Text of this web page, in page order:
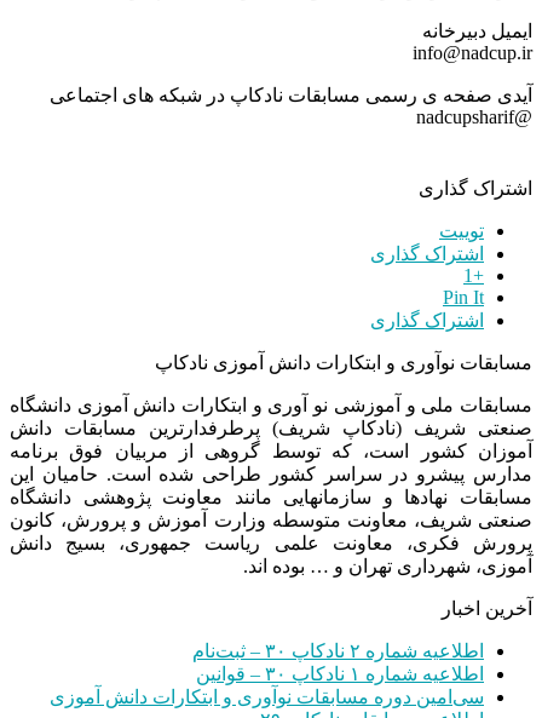
ایمیل دبیرخانه
info@nadcup.ir
آیدی صفحه ی رسمی مسابقات نادکاپ در شبکه های اجتماعی
@nadcupsharif
اشتراک گذاری
توییت
اشتراک گذاری
+1
Pin It
اشتراک گذاری
مسابقات نوآوری و ابتکارات دانش آموزی نادکاپ
مسابقات ملی و آموزشی نو آوری و ابتکارات دانش آموزی دانشگاه
صنعتی شریف (نادکاپ شریف) پرطرفدارترین مسابقات دانش
آموزان کشور است، که توسط گروهی از مربیان فوق برنامه
مدارس پیشرو در سراسر کشور طراحی شده است. حامیان این
مسابقات نهادها و سازمانهایی مانند معاونت پژوهشی دانشگاه
صنعتی شریف، معاونت متوسطه وزارت آموزش و پرورش، کانون
پرورش فکری، معاونت علمی ریاست جمهوری، بسیج دانش
آموزی، شهرداری تهران و … بوده اند.
آخرین اخبار
اطلاعیه شماره ۲ نادکاپ ۳۰ – ثبت‌نام
اطلاعیه شماره ۱ نادکاپ ۳۰ – قوانین
سی‌امین دوره مسابقات نوآوری و ابتکارات دانش آموزی